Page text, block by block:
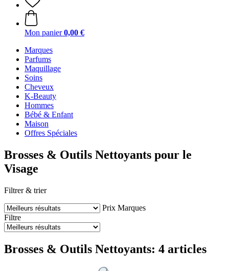
Mon panier 0,00 €
Marques
Parfums
Maquillage
Soins
Cheveux
K-Beauty
Hommes
Bébé & Enfant
Maison
Offres Spéciales
Brosses & Outils Nettoyants pour le
Visage
Filtrer & trier
Prix Marques
Filtre
Brosses & Outils Nettoyants: 4 articles